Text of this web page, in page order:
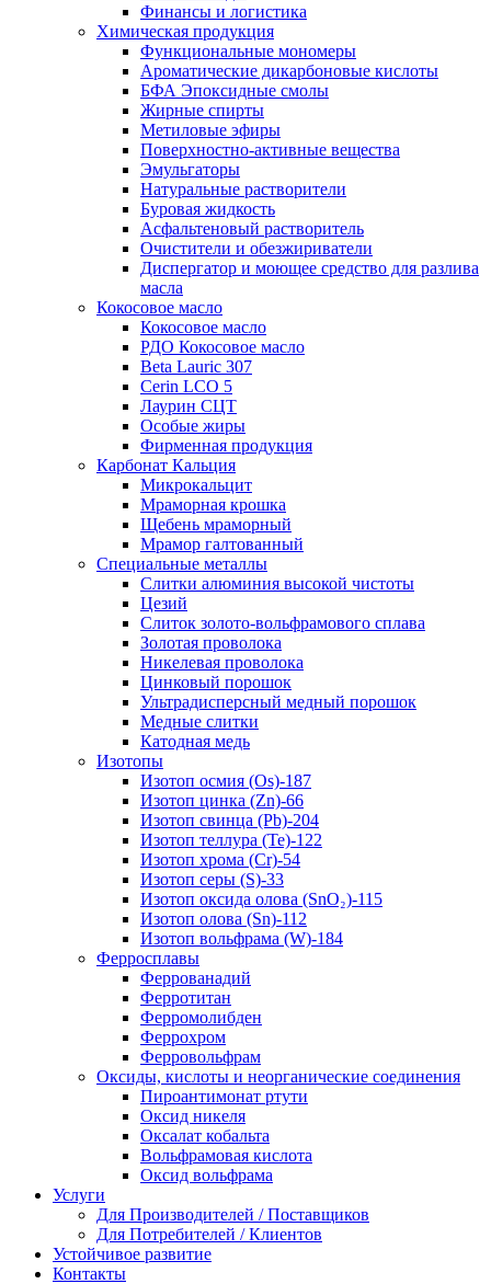
Финансы и логистика
Химическая продукция
Функциональные мономеры
Ароматические дикарбоновые кислоты
БФА Эпоксидные смолы
Жирные спирты
Метиловые эфиры
Поверхностно-активные вещества
Эмульгаторы
Натуральные растворители
Буровая жидкость
Асфальтеновый растворитель
Очистители и обезжириватели
Диспергатор и моющее средство для разлива
масла
Кокосовое масло
Кокосовое масло
РДО Кокосовое масло
Beta Lauric 307
Cerin LCO 5
Лаурин СЦТ
Особые жиры
Фирменная продукция
Карбонат Кальция
Микрокальцит
Мраморная крошка
Щебень мраморный
Мрамор галтованный
Специальные металлы
Слитки алюминия высокой чистоты
Цезий
Слиток золото-вольфрамового сплава
Золотая проволока
Никелевая проволока
Цинковый порошок
Ультрадисперсный медный порошок
Медные слитки
Катодная медь
Изотопы
Изотоп осмия (Os)-187
Изотоп цинка (Zn)-66
Изотоп свинца (Pb)-204
Изотоп теллура (Te)-122
Изотоп хрома (Cr)-54
Изотоп серы (S)-33
Изотоп оксида олова (SnO₂)-115
Изотоп олова (Sn)-112
Изотоп вольфрама (W)-184
Ферросплавы
Феррованадий
Ферротитан
Ферромолибден
Феррохром
Ферровольфрам
Оксиды, кислоты и неорганические соединения
Пироантимонат ртути
Оксид никеля
Оксалат кобальта
Вольфрамовая кислота
Оксид вольфрама
Услуги
Для Производителей / Поставщиков
Для Потребителей / Клиентов
Устойчивое развитие
Контакты